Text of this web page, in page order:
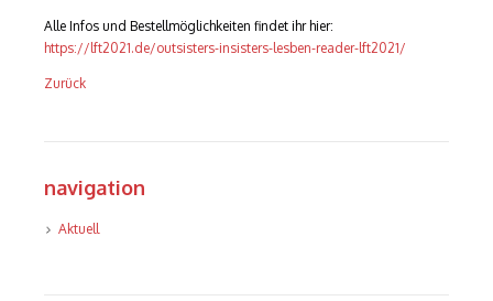
Alle Infos und Bestellmöglichkeiten findet ihr hier:
https://lft2021.de/outsisters-insisters-lesben-reader-lft2021/
Zurück
navigation
Navigation
Aktuell